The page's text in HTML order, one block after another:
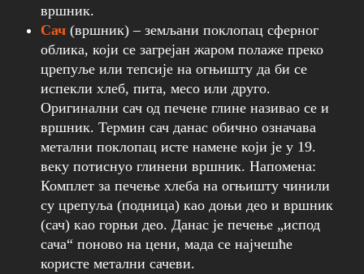
вршник.
Сач (вршник) – земљани поклопац сферног
облика, који се загрејан жаром полаже преко
црепуље или тепсије на огњишту да би се
испекли хлеб, пита, месо или друго.
Оригинални сач од печене глине називао се и
вршник. Термин сач данас обично означава
метални поклопац исте намене који је у 19.
веку потиснуо глинени вршник. Напомена:
Комплет за печење хлеба на огњишту чинили
су црепуља (подница) као доњи део и вршник
(сач) као горњи део. Данас је печење „испод
сача“ поново на цени, мада се најчешће
користе метални сачеви.